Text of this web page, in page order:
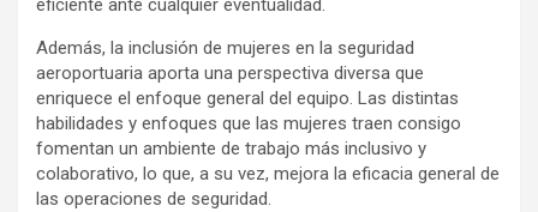
eficiente ante cualquier eventualidad.
Además, la inclusión de mujeres en la seguridad
aeroportuaria aporta una perspectiva diversa que
enriquece el enfoque general del equipo. Las distintas
habilidades y enfoques que las mujeres traen consigo
fomentan un ambiente de trabajo más inclusivo y
colaborativo, lo que, a su vez, mejora la eficacia general de
las operaciones de seguridad.